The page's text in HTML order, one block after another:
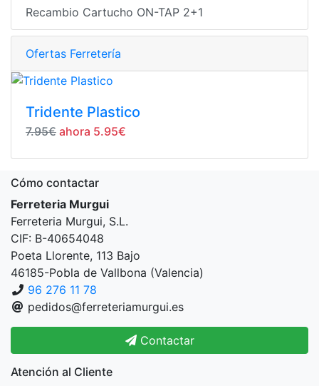
Recambio Cartucho ON-TAP 2+1
Ofertas Ferretería
Tridente Plastico
7.95€ ahora 5.95€
Cómo contactar
Ferreteria Murgui
Ferreteria Murgui, S.L.
CIF: B-40654048
Poeta Llorente, 113 Bajo
46185-Pobla de Vallbona (Valencia)
96 276 11 78
pedidos@ferreteriamurgui.es
Contactar
Atención al Cliente